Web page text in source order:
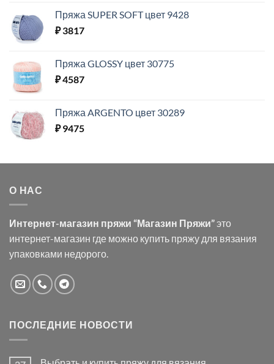
Пряжа SUPER SOFT цвет 9428
₽3817
Пряжа GLOSSY цвет 30775
₽4587
Пряжа ARGENTO цвет 30289
₽9475
О НАС
Интернет-магазин пряжи “Магазин Пряжи”это
интернет-магазин где можно купить пряжу для вязания
упаковками недорого.
ПОСЛЕДНИЕ НОВОСТИ